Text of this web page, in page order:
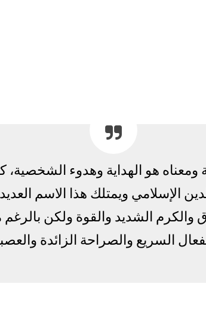
هو الهداية وهدوء الشخصية،
الإسلامي ويمتلك هذا الاسم
والكرم الشديد والقوة ولكن
السريع والصراحة الزائدة